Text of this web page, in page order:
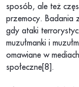
sposób, ale też
przemocy. Badania
gdy ataki
muzułmanki i
omawiane w
społeczne[8].